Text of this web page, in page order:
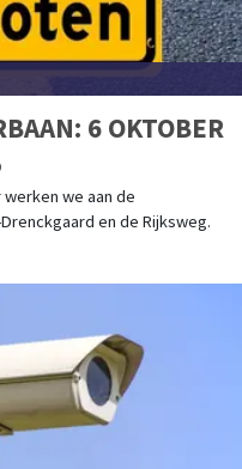
6 OKTOBER
werken we aan de
en de Rijksweg.